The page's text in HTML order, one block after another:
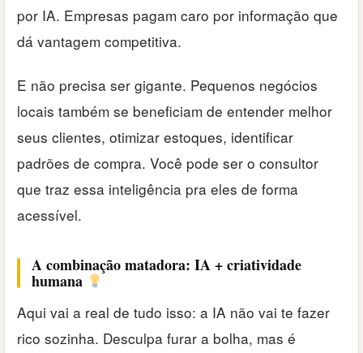
por IA. Empresas pagam caro por informação que
dá vantagem competitiva.
E não precisa ser gigante. Pequenos negócios
locais também se beneficiam de entender melhor
seus clientes, otimizar estoques, identificar
padrões de compra. Você pode ser o consultor
que traz essa inteligência pra eles de forma
acessível.
A combinação matadora: IA + criatividade
humana
Aqui vai a real de tudo isso: a IA não vai te fazer
rico sozinha. Desculpa furar a bolha, mas é